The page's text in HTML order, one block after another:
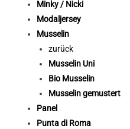
Minky / Nicki
Modaljersey
Musselin
zurück
Musselin Uni
Bio Musselin
Musselin gemustert
Panel
Punta di Roma